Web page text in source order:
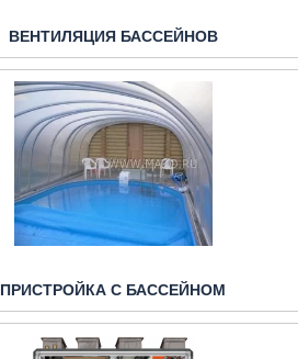
ВЕНТИЛЯЦИЯ БАССЕЙНОВ
ПРИСТРОЙКА С БАССЕЙНОМ